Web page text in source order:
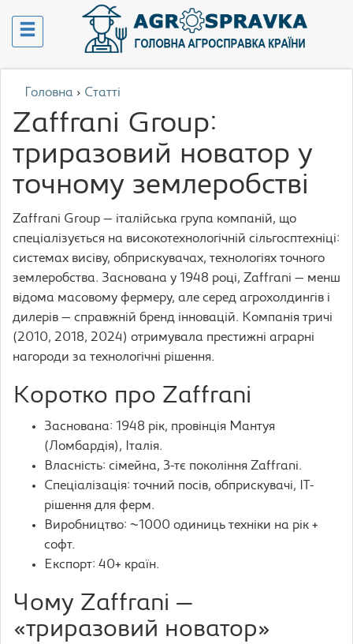
Головна › Статті
Zaffrani Group:
триразовий новатор у
точному землеробстві
Zaffrani Group — італійська група компаній, що
спеціалізується на високотехнологічній сільгосптехніці:
системах висіву, обприскувачах, технологіях точного
землеробства. Заснована у 1948 році, Zaffrani — менш
відома масовому фермеру, але серед агрохолдингів і
дилерів — справжній бренд інновацій. Компанія тричі
(2010, 2018, 2024) отримувала престижні аграрні
нагороди за технологічні рішення.
Коротко про Zaffrani
Заснована: 1948 рік, провінція Мантуя
(Ломбардія), Італія.
Власність: сімейна, 3-тє покоління Zaffrani.
Спеціалізація: точний посів, обприскувачі, IT-
рішення для ферм.
Виробництво: ~1000 одиниць техніки на рік +
софт.
Експорт: 40+ країн.
Чому Zaffrani —
«триразовий новатор»